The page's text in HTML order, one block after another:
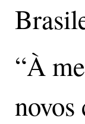
“À
novos